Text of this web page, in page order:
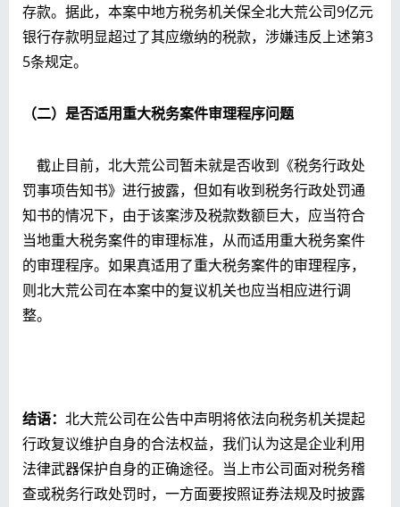
存款。据此，本案中地方税务机关保全北大荒公司9亿元
银行存款明显超过了其应缴纳的税款，涉嫌违反上述第3
5条规定。
（二）是否适用重大税务案件审理程序问题
截止目前，北大荒公司暂未就是否收到《税务行政处
罚事项告知书》进行披露，但如有收到税务行政处罚通
知书的情况下，由于该案涉及税款数额巨大，应当符合
当地重大税务案件的审理标准，从而适用重大税务案件
的审理程序。如果真适用了重大税务案件的审理程序，
则北大荒公司在本案中的复议机关也应当相应进行调
整。
结语： 北大荒公司在公告中声明将依法向税务机关提起
行政复议维护自身的合法权益，我们认为这是企业利用
法律武器保护自身的正确途径。当上市公司面对税务稽
查或税务行政处罚时，一方面要按照证券法规及时披露